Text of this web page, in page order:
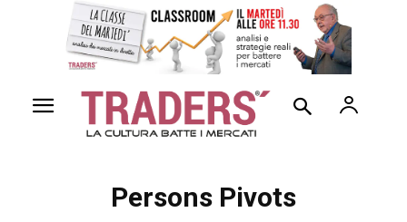
Persons Pivots